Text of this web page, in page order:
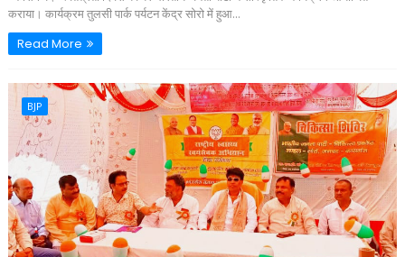
कराया। कार्यक्रम तुलसी पार्क पर्यटन केंद्र सोरो में हुआ...
Read More
BJP